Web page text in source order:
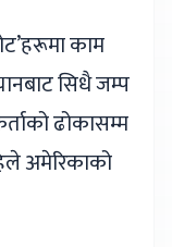
काम
सिधै जम्प
ढोकासम्म
अमेरिकाको